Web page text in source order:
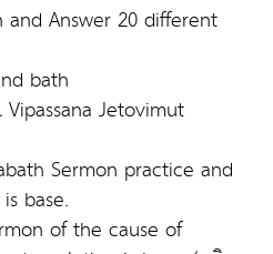
and Answer 20 different
bath
Vipassana Jetovimut
Sermon practice and
base.
of the cause of